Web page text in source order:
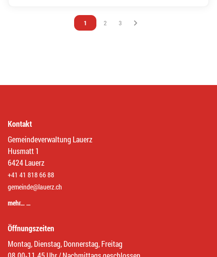
Vous êtes sur la page
1 Vous êtes sur la page
2 Vous êtes sur la page
3
Kontakt
Gemeindeverwaltung Lauerz
Husmatt 1
6424 Lauerz
+41 41 818 66 88
gemeinde@lauerz.ch
mehr… …
Öffnungszeiten
Montag, Dienstag, Donnerstag, Freitag